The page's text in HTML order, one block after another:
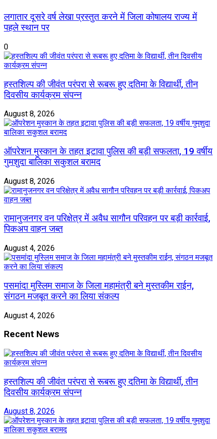
लगातार दूसरे वर्ष लेखा प्रस्तुत करने में जिला कोषालय राज्य में
पहले स्थान पर
0
हस्तशिल्प की जीवंत परंपरा से रूबरू हुए दतिमा के विद्यार्थी, तीन
दिवसीय कार्यक्रम संपन्न
August 8, 2026
ऑपरेशन मुस्कान के तहत इटावा पुलिस की बड़ी सफलता, 19 वर्षीय
गुमशुदा बालिका सकुशल बरामद
August 8, 2026
रामानुजनगर वन परिक्षेत्र में अवैध सागौन परिवहन पर बड़ी कार्रवाई,
पिकअप वाहन जब्त
August 4, 2026
पसमांदा मुस्लिम समाज के जिला महामंत्री बने मुस्तकीम राईन,
संगठन मजबूत करने का लिया संकल्प
August 4, 2026
Recent News
हस्तशिल्प की जीवंत परंपरा से रूबरू हुए दतिमा के विद्यार्थी, तीन
दिवसीय कार्यक्रम संपन्न
August 8, 2026